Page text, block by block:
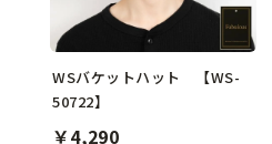
WSバケットハット 【WS-
50722】
￥4,290